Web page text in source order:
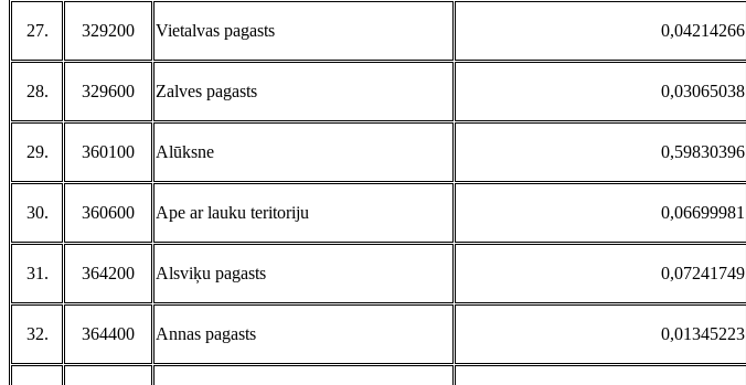
27. 329200 Vietalvas pagasts 0,04214266
28. 329600 Zalves pagasts 0,03065038
29. 360100 Alūksne 0,59830396
30. 360600 Ape ar lauku teritoriju 0,06699981
31. 364200 Alsviķu pagasts 0,07241749
32. 364400 Annas pagasts 0,01345223